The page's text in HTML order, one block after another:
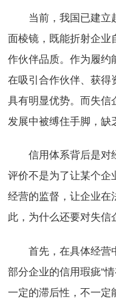
当前，我国已建立
面棱镜，既能折射企业
作伙伴品质。作为履约
在吸引合作伙伴、获
具有明显优势。而失
发展中被缚住手脚，缺
信用体系背后是对
评价不是为了让某个企
经营的监督，让企业在
此，为什么还要对失信
首先，在具体经营
部分企业的信用瑕疵“
一定的滞后性，不一